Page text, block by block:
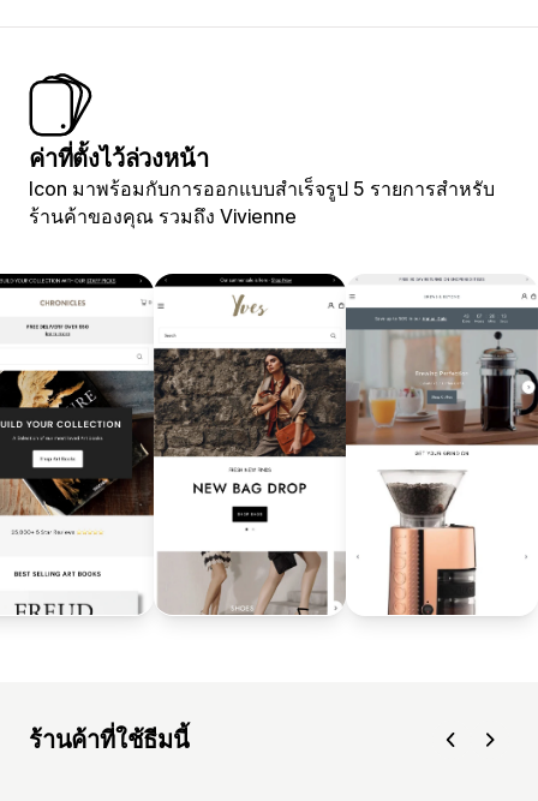
ค่าที่ตั้งไว้ล่วงหน้า
Icon มาพร้อมกับการออกแบบสำเร็จรูป 5 รายการสำหรับ
ร้านค้าของคุณ รวมถึง Vivienne
ร้านค้าที่ใช้ธีมนี้